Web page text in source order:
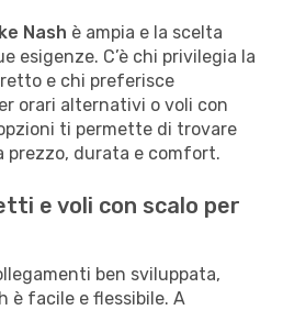
Nash è ampia e la scelta
esigenze. C’è chi privilegia la
e chi preferisce
orari alternativi o voli con
ti permette di trovare
prezzo, durata e comfort.
e voli con scalo per
ben sviluppata,
è facile e flessibile. A